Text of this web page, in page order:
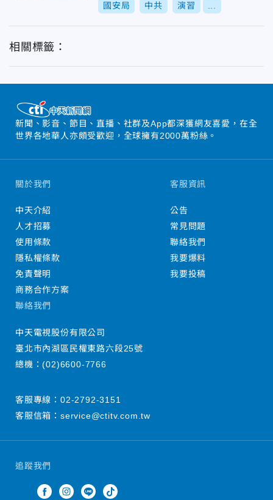
國安局 中共 演習
相關標籤：
新聞、影音、節目、直播、社群及App都深獲網友喜愛，在全
世界各地華人亦頗受歡迎，全球擁有2000萬粉絲。
追蹤我們
關於我們
中天介紹
人才招募
使用條款
隱私權條款
免責聲明
商務合作方案
客服資訊
公告
常見問題
聯絡我們
我要爆料
我要投稿
聯絡我們
中天電視股份有限公司
臺北市內湖區民權東路六段25號
總機：(02)6600-7766
客服專線： 02-2792-3151
客服信箱： service@ctitv.com.tw